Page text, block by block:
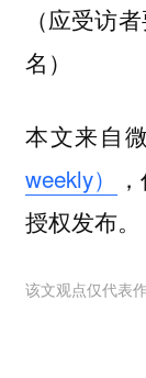
（应受访
名）
本文来自
weekly）
授权发布。
该文观点仅代表